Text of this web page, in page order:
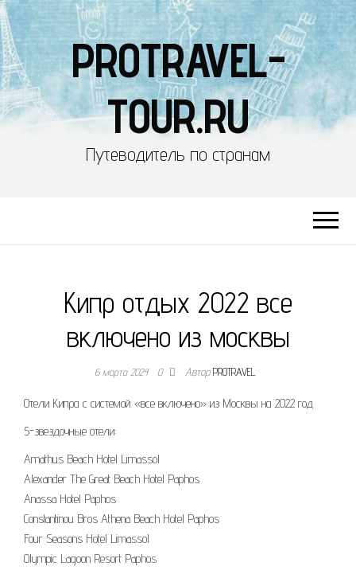
PROTRAVEL-
TOUR.RU
Путеводитель по странам
Кипр отдых 2022 все
включено из москвы
6 марта 2024 0 АвторPROTRAVEL
Отели Кипра с системой «все включено» из Москвы на 2022 год
5-звездочные отели:
Amathus Beach Hotel Limassol
Alexander The Great Beach Hotel Paphos
Anassa Hotel Paphos
Constantinou Bros Athena Beach Hotel Paphos
Four Seasons Hotel Limassol
Olympic Lagoon Resort Paphos